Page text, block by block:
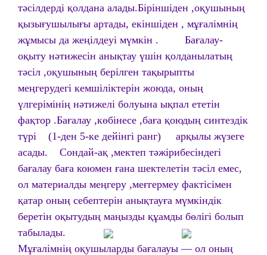
тәсілдерді қолдана алады.Біріншіден ,оқушының
қызығушылығы артады, екіншіден , мұғалімнің
жұмысы да жеңілдеуі мүмкін .
Бағалау-
оқыту нәтижесін анықтау үшін қолданылатың
тәсіл ,оқушының берілген тақырыпты
меңгерудегі кемшіліктерін жоюда, оның
үлгерімінің нәтижелі болуына ықпал ететін
фақтор .Бағалау ,көбінесе ,баға қоюдың синтездік
түрі (1-ден 5-ке дейінгі ранг) арқылы жүзеге
асады. Сондай-ақ ,мектеп тәжірибесіндегі
бағалау баға коюмен ғана шектелетін тәсіл емес,
ол материалды меңгеру ,меғгермеу фактісімен
қатар оның себептерін анықтауға мүмкіндік
беретін оқытудың маңызды құамды бөлігі болып
табылады.
Мұғалімнің оқушыларды бағалауы — ол оның